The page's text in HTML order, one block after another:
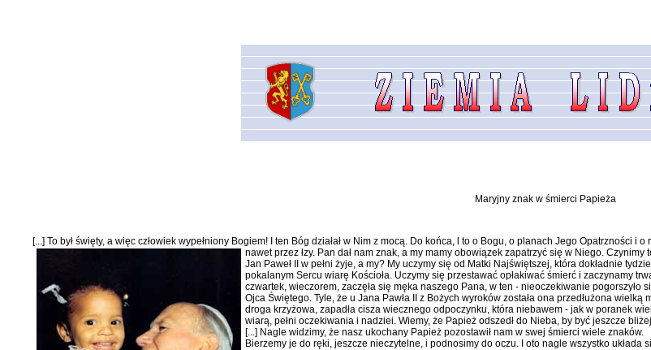
Maryjny znak w śmierci Papieża
[...] To był święty, a więc człowiek wypełniony Bogiem! I ten Bóg działał w Nim z mocą. Do końca, l to o Bogu, o planach Jego Opatrzności
nawet przez łzy. Pan dał nam znak, a my mamy obowiązek zapa­trzyć się w Niego.
Jan Paweł II w pełni żyje, a my? My uczymy się od Matki Najświętszej, która dokładnie
pokalanym Sercu wiarę Kościoła. Uczymy się przestawać opłakiwać śmierć i zaczynamy
czwartek, wieczorem, zaczęła się męka naszego Pana, w ten - nieoczekiwanie
Ojca Świętego. Tyle, że u Jana Pawła II z Bożych wyroków została ona przedłużona
droga krzyżowa, zapadła cisza wiecznego odpoczynku, która nieba­wem - jak w poranek
wiarą, pełni oczekiwania i na­dziei. Wiemy, że Papież odszedł do Nieba, by być jeszcze
[...] Nagle widzi­my, że nasz ukochany Papież pozo­stawił nam w swej śmierci wiele znaków.
Bierzemy je do ręki, jeszcze nie­czytelne, i podnosimy do oczu. I oto nagle wszystko układa